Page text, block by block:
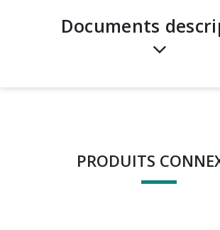
Documents
PRODUITS